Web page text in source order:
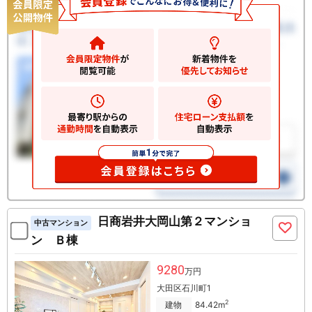
中古マンション
日商岩井大岡山第２マンショ
ン Ｂ棟
9280万円
大田区石川町1
建物
84.42m2